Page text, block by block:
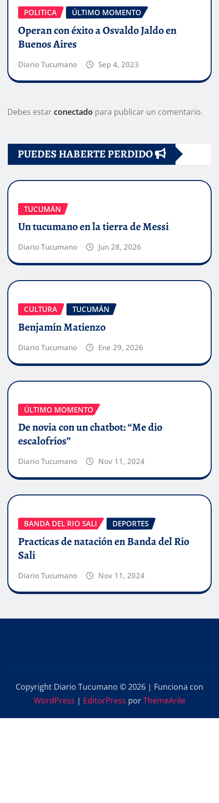
POLITICA ÚLTIMO MOMENTO
Operan con éxito a Osvaldo Jaldo en
Buenos Aires
Diario Tucumano Sep 4, 2023
Debes estarconectado para publicar un comentario.
PUEDES HABERTE PERDIDO
TUCUMÁN
Un tucumano en la tierra de Messi
Diario Tucumano Jun 28, 2026
CULTURA TUCUMÁN
Benjamín Matienzo
Diario Tucumano Ene 29, 2026
ÚLTIMO MOMENTO
De novia con un chatbot: “Me dio
escalofríos”
Diario Tucumano Nov 11, 2024
BANDA DEL RIO SALI DEPORTES
Practicas de natación en Banda del Rio
Sali
Diario Tucumano Nov 11, 2024
Copyright Diario Tucumano © 2026 | Funciona con
WordPress | EditorPress porThemeArile